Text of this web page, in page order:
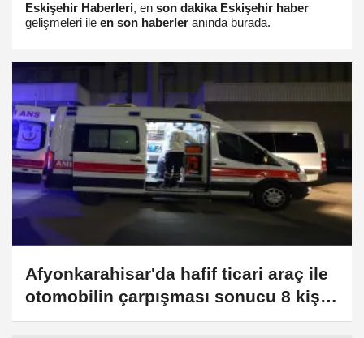
Eskişehir Haberleri, en son dakika Eskişehir haber
gelişmeleri ile en son haberler anında burada.
Afyonkarahisar'da hafif ticari araç ile
otomobilin çarpışması sonucu 8 kişi
yaralandı